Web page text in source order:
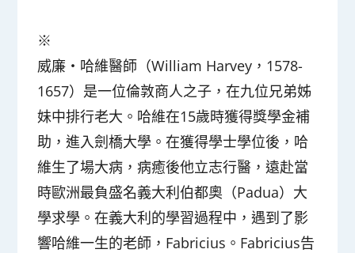
※
威廉‧哈維醫師（William Harvey，1578-
1657）是一位倫敦商人之子，在九位兄弟姊
妹中排行老大。哈維在15歲時獲得獎學金補
助，進入劍橋大學。在獲得學士學位後，哈
維生了場大病，病癒後他立志行醫，遠赴當
時歐洲最負盛名義大利伯都奧（Padua）大
學求學。在義大利的學習過程中，遇到了影
響哈維一生的老師，Fabricius。Fabricius告